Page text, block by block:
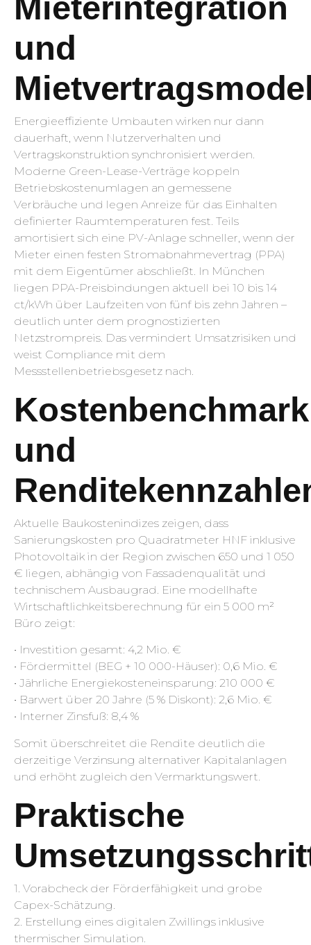
und
Energieeffiziente Umbauten wirken nur dann
dauerhaft, wenn Nutzerverhalten und
Vertragskonstruktion synchronisiert werden.
Moderne Green-Lease-Verträge koppeln
Betriebskostenumlagen an gemessene
Verbräuche und legen Anreize für das Einhalten
definierter Raumtemperaturen fest. Teils
amortisiert sich eine PV-Anlage schneller, wenn der
Mieter einen festen Stromabnahmevertrag (PPA)
mit dem Eigentümer abschließt. In München
liegen PPA-Preisbindungen aktuell bei 10 bis 14
ct/kWh über Laufzeiten von fünf bis zehn Jahren –
deutlich unter dem prognostizierten
Netzstrompreis. Das vermindert Umsatzrisiken und
weist Compliance mit dem
Messstellenbetriebsgesetz nach.
Kostenbenchmark
und
Aktuelle Baukostenindizes zeigen, dass
Sanierungskosten pro Quadratmeter HNF inklusive
Photovoltaik in der Region zwischen 650 und 1 050
€ liegen, abhängig von Fassadenqualität und
technischem Ausbaugrad. Eine modellhafte
Wirtschaftlichkeitsberechnung für ein 5 000 m²
Büro zeigt:
• Investition gesamt: 4,2 Mio. €
• Fördermittel (BEG + 10 000-Häuser): 0,6 Mio. €
• Jährliche Energiekosteneinsparung: 210 000 €
• Barwert über 20 Jahre (5 % Diskont): 2,6 Mio. €
• Interner Zinsfuß: 8,4 %
Somit überschreitet die Rendite deutlich die
derzeitige Verzinsung alternativer Kapitalanlagen
und erhöht zugleich den Vermarktungswert.
Praktische
1. Vorabcheck der Förderfähigkeit und grobe
Capex-Schätzung.
2. Erstellung eines digitalen Zwillings inklusive
thermischer Simulation.